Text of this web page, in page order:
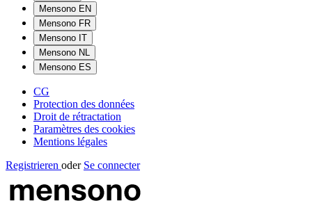
Mensono EN
Mensono FR
Mensono IT
Mensono NL
Mensono ES
CG
Protection des données
Droit de rétractation
Paramètres des cookies
Mentions légales
Registrieren oder Se connecter